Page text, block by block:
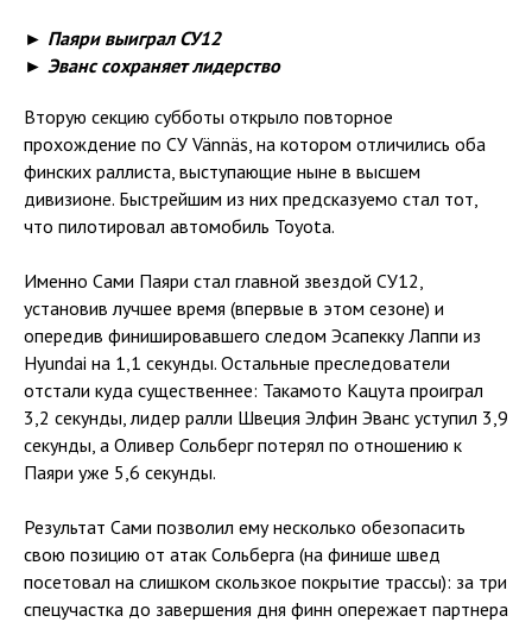
► Паяри выиграл СУ12
► Эванс сохраняет лидерство
Вторую секцию субботы открыло повторное
прохождение по СУ Vännäs, на котором отличились оба
финских раллиста, выступающие ныне в высшем
дивизионе. Быстрейшим из них предсказуемо стал тот,
что пилотировал автомобиль Toyota.
Именно Сами Паяри стал главной звездой СУ12,
установив лучшее время (впервые в этом сезоне) и
опередив финишировавшего следом Эсапекку Лаппи из
Hyundai на 1,1 секунды. Остальные преследователи
отстали куда существеннее: Такамото Кацута проиграл
3,2 секунды, лидер ралли Швеция Элфин Эванс уступил 3,9
секунды, а Оливер Сольберг потерял по отношению к
Паяри уже 5,6 секунды.
Результат Сами позволил ему несколько обезопасить
свою позицию от атак Сольберга (на финише швед
посетовал на слишком скользкое покрытие трассы): за три
спецучастка до завершения дня финн опережает партнера